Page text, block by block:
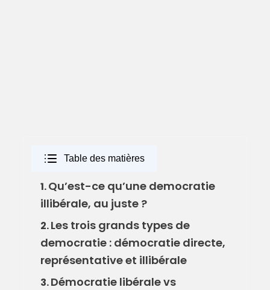
Table des matières
1.Qu’est-ce qu’une democratie
illibérale, au juste ?
2.Les trois grands types de
democratie : démocratie directe,
représentative et illibérale
3.Démocratie libérale vs